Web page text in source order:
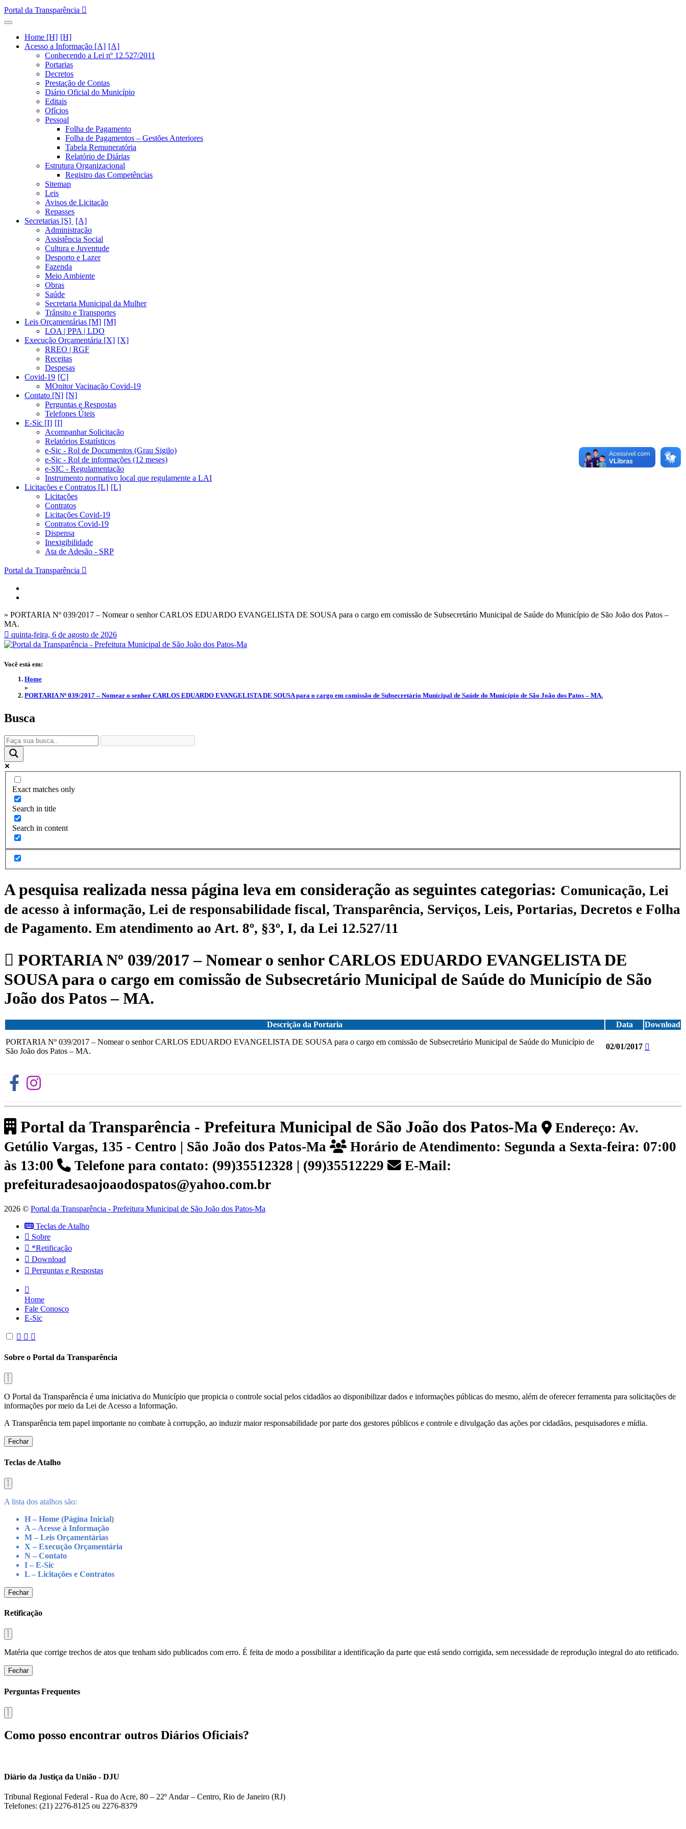
Portal da Transparência
Home [H]
Acesso a Informação [A]
Conhecendo a Lei nº 12.527/2011
Portarias
Decretos
Prestação de Contas
Diário Oficial do Município
Editais
Ofícios
Pessoal
Folha de Pagamento
Folha de Pagamentos – Gestões Anteriores
Tabela Remuneratória
Relatório de Diárias
Estrutura Organizacional
Registro das Competências
Sitemap
Leis
Avisos de Licitação
Repasses
Secretarias [S]
Administração
Assistência Social
Cultura e Juventude
Desporto e Lazer
Fazenda
Meio Ambiente
Obras
Saúde
Secretaria Municipal da Mulher
Trânsito e Transportes
Leis Orçamentárias [M]
LOA | PPA | LDO
Execução Orçamentária [X]
RREO | RGF
Receitas
Despesas
Covid-19
MOnitor Vacinação Covid-19
Contato [N]
Perguntas e Respostas
Telefones Úteis
E-Sic [I]
Acompanhar Solicitação
Relatórios Estatísticos
e-Sic - Rol de Documentos (Grau Sigilo)
e-Sic - Rol de informações (12 meses)
e-SIC - Regulamentação
Instrumento normativo local que regulamente a LAI
Licitações e Contratos [L]
Licitações
Contratos
Licitações Covid-19
Contratos Covid-19
Dispensa
Inexigibilidade
Ata de Adesão - SRP
Portal da Transparência
» PORTARIA Nº 039/2017 – Nomear o senhor CARLOS EDUARDO EVANGELISTA DE SOUSA para o cargo em comissão de Subsecretário Municipal de Saúde do Município de São João dos Patos –
MA.
quinta-feira, 6 de agosto de 2026
Você está em:
Home
»
PORTARIA Nº 039/2017 – Nomear o senhor CARLOS EDUARDO EVANGELISTA DE SOUSA para o cargo em comissão de Subsecretário Municipal de Saúde do Município de São João dos Patos – MA.
Busca
Exact matches only
Search in title
Search in content
A pesquisa realizada nessa página leva em consideração as seguintes categorias: Comunicação, Lei
de acesso à informação, Lei de responsabilidade fiscal, Transparência, Serviços, Leis, Portarias, Decretos e Folha
de Pagamento. Em atendimento ao Art. 8º, §3º, I, da Lei 12.527/11
PORTARIA Nº 039/2017 – Nomear o senhor CARLOS EDUARDO EVANGELISTA DE
SOUSA para o cargo em comissão de Subsecretário Municipal de Saúde do Município de São
João dos Patos – MA.
Descrição da Portaria Data
Download
PORTARIA Nº 039/2017 – Nomear o senhor CARLOS EDUARDO EVANGELISTA DE SOUSA para o cargo em comissão de Subsecretário Municipal de Saúde do Município de
São João dos Patos – MA.
02/01/2017
Portal da Transparência - Prefeitura Municipal de São João dos Patos-Ma
Endereço: Av.
Getúlio Vargas, 135 - Centro | São João dos Patos-Ma
Horário de Atendimento: Segunda a Sexta-feira: 07:00
às 13:00
Telefone para contato: (99)35512328 | (99)35512229
E-Mail:
prefeituradesaojoaodospatos@yahoo.com.br
2026 © Portal da Transparência - Prefeitura Municipal de São João dos Patos-Ma
Teclas de Atalho
Sobre
*Retificação
Download
Perguntas e Respostas
Home
Fale Conosco
E-Sic
Sobre o Portal da Transparência
O Portal da Transparência é uma iniciativa do Município que propicia o controle social pelos cidadãos ao disponibilizar dados e informações públicas do mesmo, além de oferecer ferramenta para solicitações de
informações por meio da Lei de Acesso a Informação.
A Transparência tem papel importante no combate à corrupção, ao induzir maior responsabilidade por parte dos gestores públicos e controle e divulgação das ações por cidadãos, pesquisadores e mídia.
Fechar
Teclas de Atalho
A lista dos atalhos são:
H – Home (Página Inicial)
A – Acesse à Informação
M – Leis Orçamentárias
X – Execução Orçamentária
N – Contato
I – E-Sic
L – Licitações e Contratos
Fechar
Retificação
Matéria que corrige trechos de atos que tenham sido publicados com erro. É feita de modo a possibilitar a identificação da parte que está sendo corrigida, sem necessidade de reprodução integral do ato retificado.
Fechar
Perguntas Frequentes
Como posso encontrar outros Diários Oficiais?
Diário da Justiça da União - DJU
Tribunal Regional Federal - Rua do Acre, 80 – 22º Andar – Centro, Rio de Janeiro (RJ)
Telefones: (21) 2276-8125 ou 2276-8379